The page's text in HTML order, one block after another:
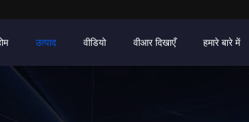
उत्पाद वीडियो वीआर दिखाएँ हमारे बारे में